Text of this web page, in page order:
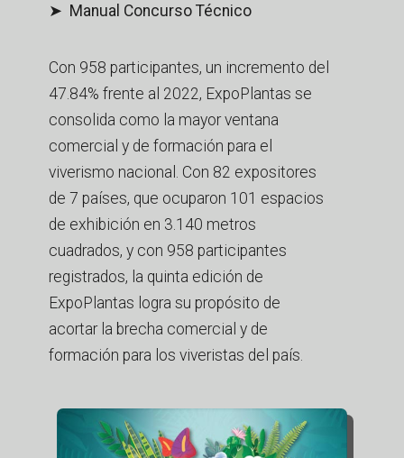
➤ Manual Concurso Técnico
Con 958 participantes, un incremento del
47.84% frente al 2022, ExpoPlantas se
consolida como la mayor ventana
comercial y de formación para el
viverismo nacional. Con 82 expositores
de 7 países, que ocuparon 101 espacios
de exhibición en 3.140 metros
cuadrados, y con 958 participantes
registrados, la quinta edición de
ExpoPlantas logra su propósito de
acortar la brecha comercial y de
formación para los viveristas del país.